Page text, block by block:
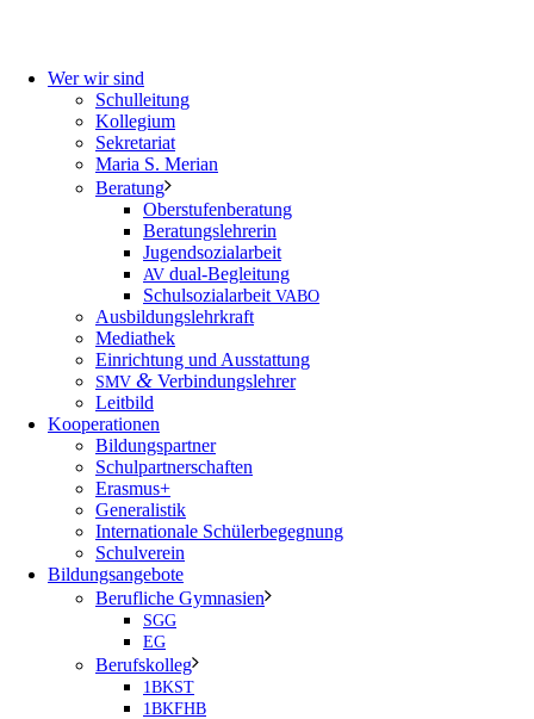
Wer wir sind
Schulleitung
Kollegium
Sekretariat
Maria S. Merian
Beratung
Oberstufenberatung
Beratungslehrerin
Jugendsozialarbeit
AV dual-Begleitung
Schulsozialarbeit VABO
Ausbildungslehrkraft
Mediathek
Einrichtung und Ausstattung
SMV & Verbindungslehrer
Leitbild
Kooperationen
Bildungspartner
Schulpartnerschaften
Erasmus+
Generalistik
Internationale Schülerbegegnung
Schulverein
Bildungsangebote
Berufliche Gymnasien
SGG
EG
Berufskolleg
1BKST
1BKFHB